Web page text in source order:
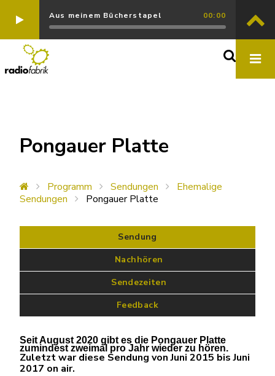
Aus meinem Bücherstapel 00:00
Pongauer Platte
Programm Sendungen
Ehemalige
Sendungen
Pongauer Platte
Sendung
Nachhören
Sendezeiten
Feedback
Seit August 2020 gibt es die Pongauer Platte
zumindest zweimal pro Jahr wieder zu hören.
Zuletzt war diese Sendung von Juni 2015 bis Juni
2017 on air.